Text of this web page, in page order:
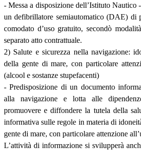
- Messa a disposizione dell’Istituto Nautico
un defibrillatore semiautomatico (DAE) di
comodato d’uso gratuito, secondò
separato atto contrattuale.
2) Salute e sicurezza nella navigazione:
della gente di mare, con particolare
(alcool e sostanze stupefacenti)
- Predisposizione di un documento
alla navigazione e lotta alle
promuovere e diffondere la tutela della
informativa sulle regole in materia di
gente di mare, con particolare attenzione
L’attività di informazione si svilupperà